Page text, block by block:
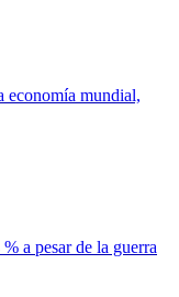
economía mundial,
a pesar de la guerra